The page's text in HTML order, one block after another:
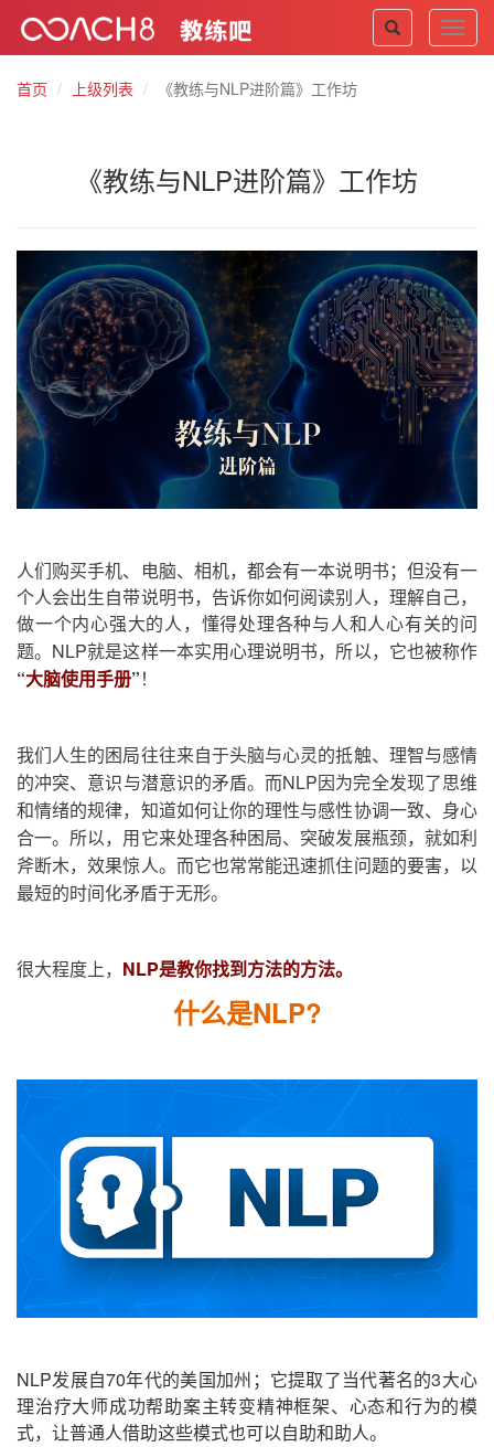
首页
上级列表 《教练与NLP进阶篇》工作坊
《教练与NLP进阶篇》工作坊
人们购买手机、电脑、相机，都会有一本说明书；但没有一
个人会出生自带说明书，告诉你如何阅读别人，理解自己，
做一个内心强大的人，懂得处理各种与人和人心有关的问
题。 NLP就是这样一本实用心理说明书，所以，它也被称作
“大脑使用手册”！
我们人生的困局往往来自于头脑与心灵的抵触、理智与感情
的冲突、意识与潜意识的矛盾。而NLP因为完全发现了思维
和情绪的规律，知道如何让你的理性与感性协调一致、身心
合一。所以，用它来处理各种困局、突破发展瓶颈，就如利
斧断木，效果惊人。而它也常常能迅速抓住问题的要害，以
最短的时间化矛盾于无形。
很大程度上， NLP是教你找到方法的方法。
什么是NLP?
NLP发展自70年代的美国加州；它提取了当代著名的3大心
理治疗大师成功帮助案主转变精神框架、心态和行为的模
式，让普通人借助这些模式也可以自助和助人。